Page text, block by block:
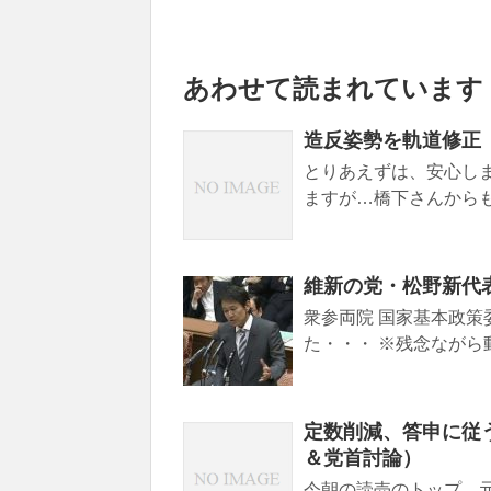
あわせて読まれています
造反姿勢を軌道修
とりあえずは、安心し
ますが…橋下さんから
維新の党・松野新代
衆参両院 国家基本政策
た・・・ ※残念ながら
定数削減、答申に
＆党首討論）